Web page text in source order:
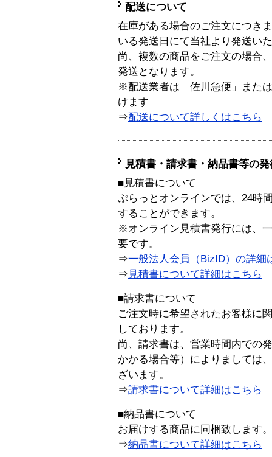
配送について
在庫がある場合のご注文につき
いる発送日にて当社より発送い
尚、複数の商品をご注文の場合
発送となります。
※配送業者は「佐川急便」また
けます
⇒配送について詳しくはこちら
見積書・請求書・納品書等の
■見積書について
ぷらっとオンラインでは、24時
することができます。
※オンライン見積書発行には、
要です。
⇒一般法人会員（BizID）の詳細
⇒ 見積書について詳細はこちら
■請求書について
ご注文時に希望されたお客様に
しております。
尚、請求書は、営業時間内での
かかる場合等）によりましては
ざいます。
⇒請求書について詳細はこちら
■納品書について
お届けする商品に同梱致します。
⇒納品書について詳細はこちら